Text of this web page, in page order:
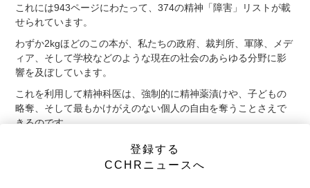
これには943ページにわたって、374の精神「障害」リストが載
せられています。
わずか2kgほどのこの本が、私たちの政府、裁判所、軍隊、メデ
ィア、そして学校などのような現在の社会のあらゆる分野に影
響を及ぼしています。
これを利用して精神科医は、強制的に精神薬漬けや、子どもの
略奪、そして最もかけがえのない個人の自由を奪うことさえで
きるのです。
それが精神医学の「精神疾患の診断・統計マニュアル
（DSM）」です。これは3300億ドル産業を突き動かしてるエン
登録する
CCHRニュースへ